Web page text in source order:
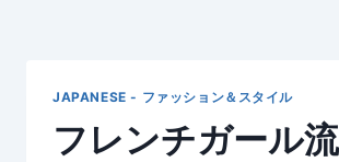
JAPANESE - ファッション＆スタイル
フレンチガール